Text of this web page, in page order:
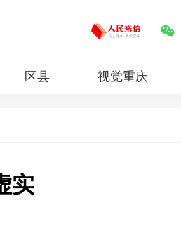
区县 视觉重庆
实